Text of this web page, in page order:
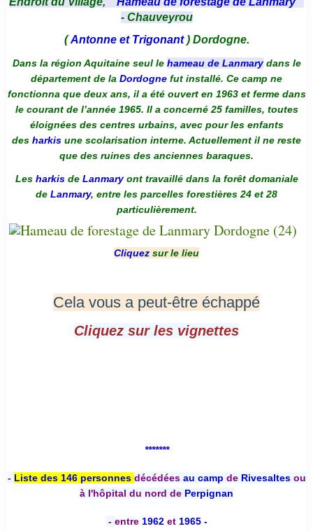
- Chauveyrou
(Antonne et Trigonant) Dordogne.
Dans la région Aquitaine seul le hameau de Lanmarydans le
département de la Dordogne fut installé. Ce camp ne
fonctionna que deux ans, il a été ouvert en 1963 et ferme dans
le courant de l’année 1965. Il a concerné 25 familles, toutes
éloignées des centres urbains, avec pour les enfants
des harkis une scolarisation interne. Actuellement il ne reste
que des ruines des anciennes baraques.
Les harkis de Lanmaryont travaillé dans la forêt domaniale
de Lanmary, entre les parcelles forestières 24 et 28
particulièrement.
Cliquez sur le lieu
Cela vous a peut-être échappé
Cliquez sur les vignettes
*******
- Liste des 146 personnes décédées au camp deRivesaltesou
à l'hôpital du nord de Perpignan
- entre 1962 et 1965 -